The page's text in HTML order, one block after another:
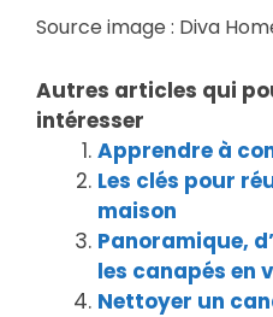
Source image : Diva
Autres articles qui
intéresser
Apprendre à
Les clés pour
maison
Panoramique,
les canapés en
Nettoyer un